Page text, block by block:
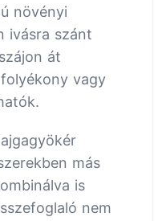
növényi
ivásra szánt
át
vagy
más
is
nem